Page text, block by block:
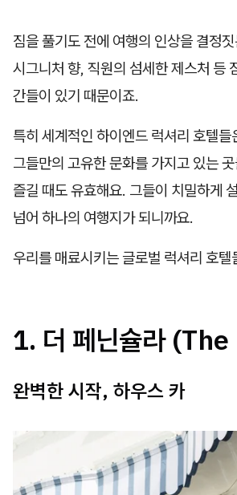
짐을 풀기도 전에 여행의 인상을 결정
시그니처 향, 직원의 섬세한 제스처 등
간들이 있기 때문이죠.
특히 세계적인 하이엔드 럭셔리 호텔
그들만의 고유한 문화를 가지고 있는
즐길 때도 유효해요. 그들이 치밀하게
넘어 하나의 여행지가 되니까요.
우리를 매료시키는 글로벌 럭셔리 호
1. 더 페닌슐라
완벽한 시작, 하우스 카